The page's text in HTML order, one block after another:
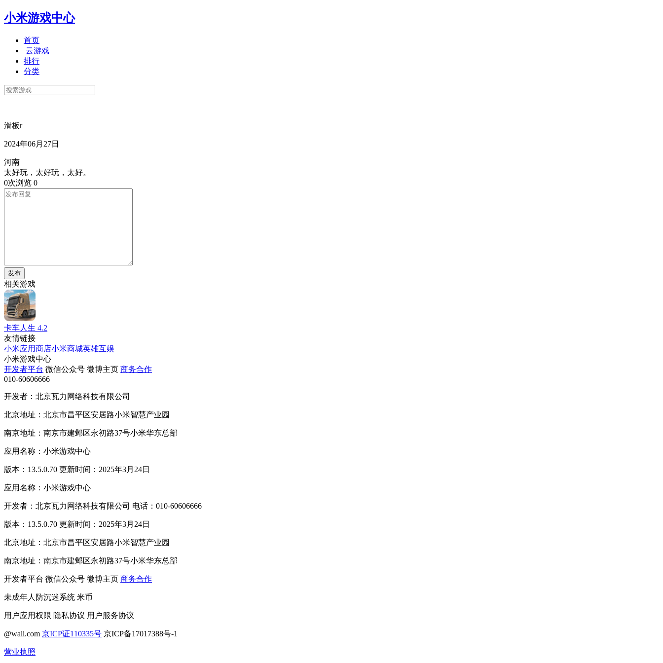
小米游戏中心
首页
云游戏
排行
分类
滑板r
2024年06月27日
河南
太好玩，太好玩，太好。
0次浏览 0
发布
相关游戏
卡车人生 4.2
友情链接
小米应用商店小米商城英雄互娱
小米游戏中心
开发者平台 微信公众号 微博主页 商务合作
010-60606666
开发者：北京瓦力网络科技有限公司
北京地址：北京市昌平区安居路小米智慧产业园
南京地址：南京市建邺区永初路37号小米华东总部
应用名称：小米游戏中心
版本：13.5.0.70 更新时间：2025年3月24日
应用名称：小米游戏中心
开发者：北京瓦力网络科技有限公司 电话：010-60606666
版本：13.5.0.70 更新时间：2025年3月24日
北京地址：北京市昌平区安居路小米智慧产业园
南京地址：南京市建邺区永初路37号小米华东总部
开发者平台 微信公众号 微博主页 商务合作
未成年人防沉迷系统 米币
用户应用权限 隐私协议 用户服务协议
@wali.com 京ICP证110335号 京ICP备17017388号-1
营业执照